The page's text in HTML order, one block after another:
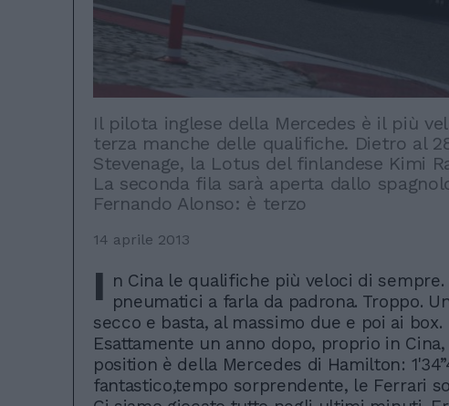
Il pilota inglese della Mercedes è il più
terza manche delle qualifiche. Dietro al
Stevenage, la Lotus del finlandese Kimi
La seconda fila sarà aperta dallo
Fernando Alonso: è terzo
14 aprile 2013
I n Cina le qualifiche più veloci di sempre.
pneumatici a farla da padrona. Troppo.
secco e basta, al massimo due e poi ai box.
Esattamente un anno dopo, proprio in
position è della Mercedes di Hamilton:
fantastico,tempo sorprendente, le Ferrari